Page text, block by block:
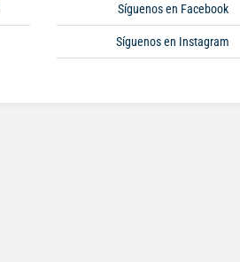
Síguenos en Facebook
Síguenos en Instagram